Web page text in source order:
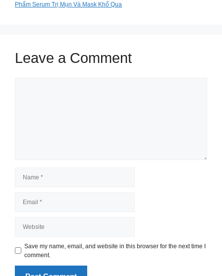
Phẩm Serum Trị Mụn Và Mask Khổ Qua
Leave a Comment
Save my name, email, and website in this browser for the next time I
comment.